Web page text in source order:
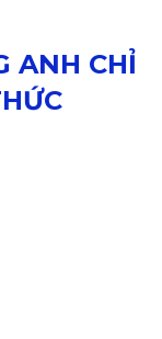
ANH CHỈ